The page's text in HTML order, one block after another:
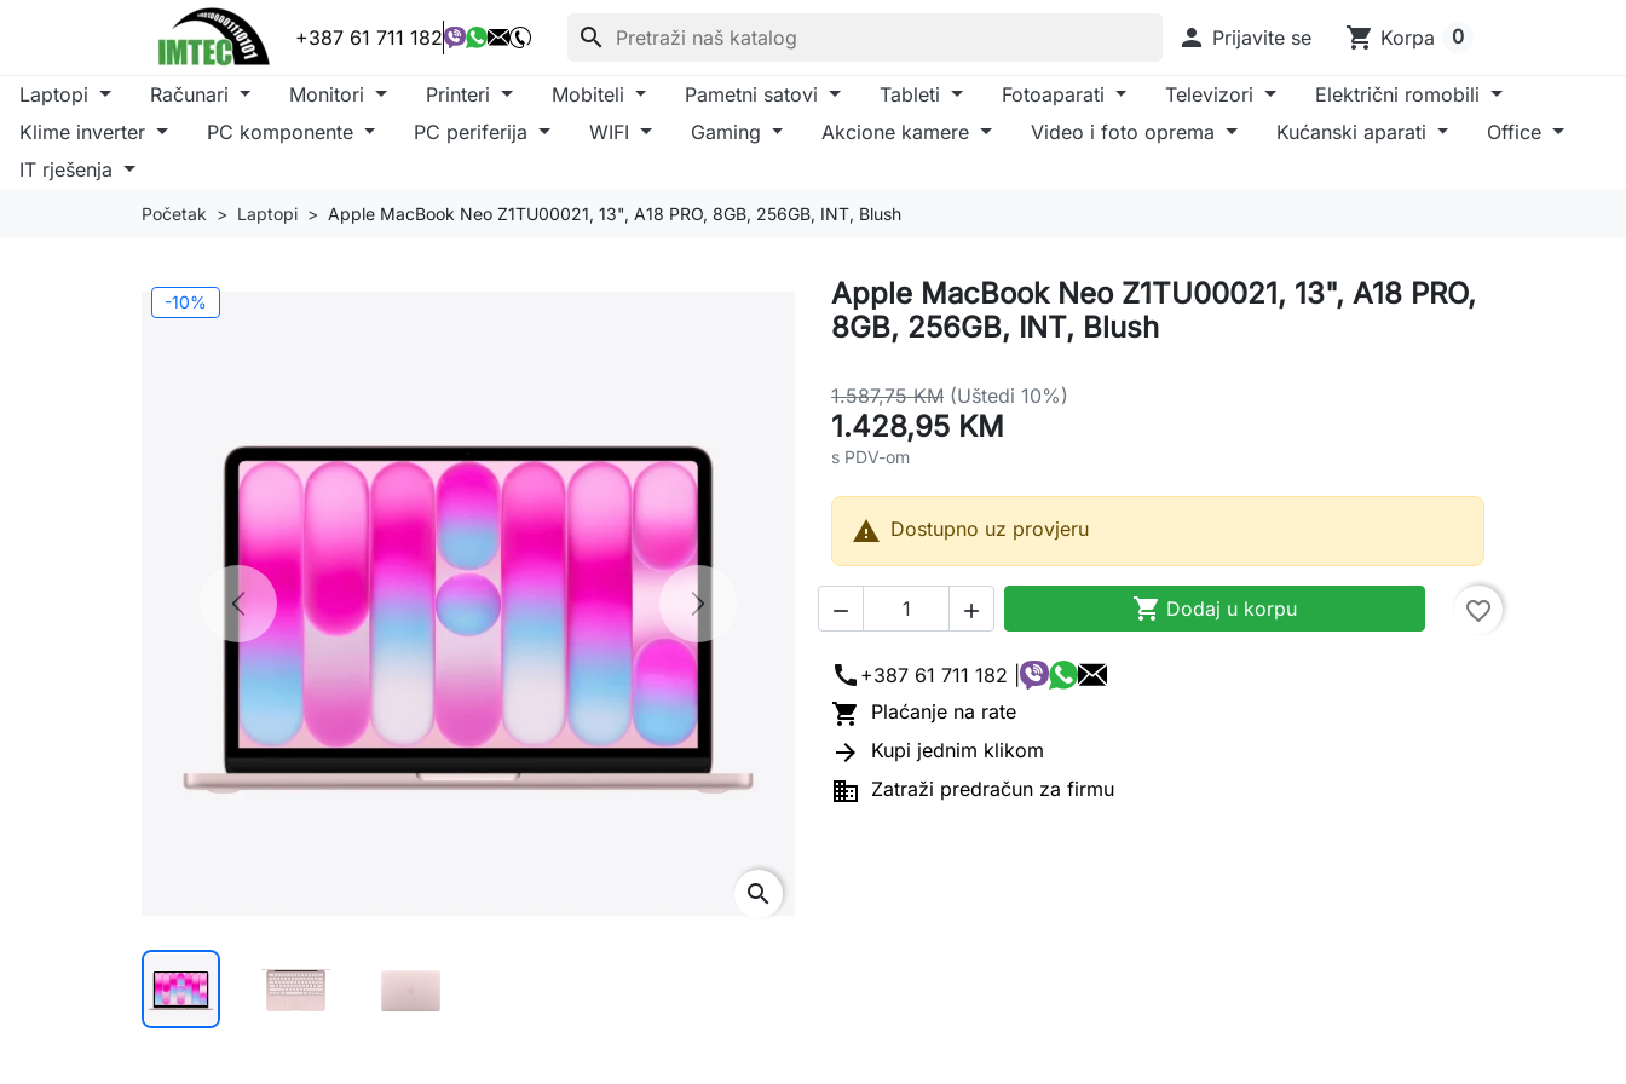
+387 61 711 182 search  Prijavite se shopping_cart Korpa 0
Laptopi Računari Monitori Printeri Mobiteli Pametni satovi Tableti Fotoaparati Televizori
Električni romobili
Klime inverter
PC komponente PC periferija WIFI Gaming Akcione kamere Video i foto oprema Kućanski aparati
Office
IT rješenja
Početak Laptopi Apple MacBook Neo Z1TU00021, 13", A18 PRO, 8GB, 256GB, INT, Blush
-10%
Previous Next
search
Apple MacBook Neo Z1TU00021, 13", A18 PRO,
8GB, 256GB, INT, Blush
1.587,75 KM (Uštedi 10%)
1.428,95 KM
s PDV-om
 Dostupno uz provjeru
   Dodaj u korpu favorite_border
call +387 61 711 182 |
 Plaćanje na rate
 Kupi jednim klikom
 Zatraži predračun za firmu